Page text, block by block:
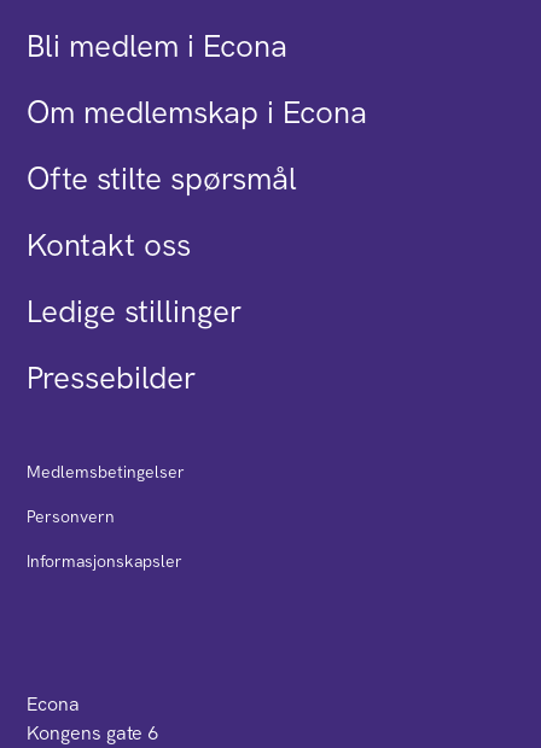
Bli medlem i Econa
Om medlemskap i Econa
Ofte stilte spørsmål
Kontakt oss
Ledige stillinger
Pressebilder
Medlemsbetingelser
Personvern
Informasjonskapsler
Econa
Kongens gate 6